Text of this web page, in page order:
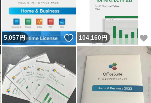
いいね！
5,057円 いいね！
104,160 円